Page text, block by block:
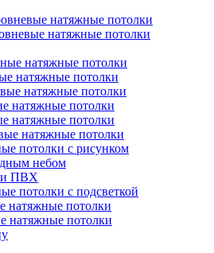
натяжные потолки
натяжные потолки
натяжные потолки
натяжные потолки
натяжные потолки
натяжные потолки
натяжные потолки
натяжные потолки
потолки с рисунком
небом
ПВХ
потолки с подсветкой
натяжные потолки
натяжные потолки